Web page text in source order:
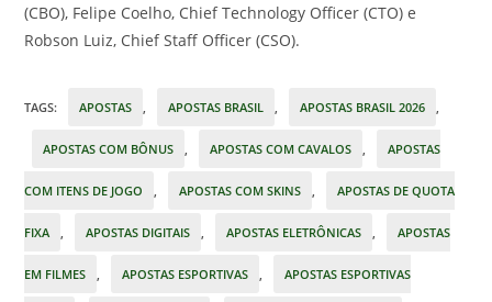
(CBO), Felipe Coelho, Chief Technology Officer (CTO) e
Robson Luiz, Chief Staff Officer (CSO).
TAGS: APOSTAS APOSTAS BRASIL APOSTAS BRASIL 2026
APOSTAS COM BÔNUS APOSTAS COM CAVALOS APOSTAS
COM ITENS DE JOGO APOSTAS COM SKINS APOSTAS DE QUOTA
FIXA APOSTAS DIGITAIS APOSTAS ELETRÔNICAS APOSTAS
EM FILMES APOSTAS ESPORTIVAS APOSTAS ESPORTIVAS